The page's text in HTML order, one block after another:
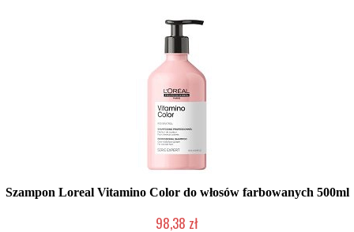
Szampon Loreal Vitamino Color do włosów farbowanych 500ml
98,38 zł